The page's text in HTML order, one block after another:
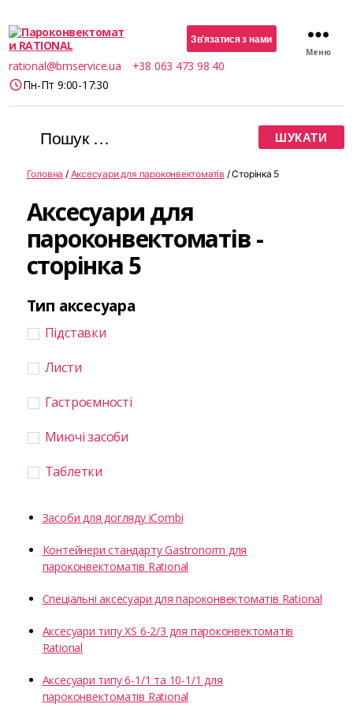
Пароконвектомати
RATIONAL
Зв’язатися з нами
rational@bmservice.ua
+38 063 473 98 40
Пн-Пт 9:00-17:30
Меню
Шукати:
Головна / Аксесуари для пароконвектоматів / Сторінка 5
Аксесуари для
пароконвектоматів -
сторінка 5
Тип аксесуара
Підставки
Листи
Гастроємності
Миючі засоби
Таблетки
Засоби для догляду iCombi
Контейнери стандарту Gastronorm для
пароконвектоматів Rational
Спеціальні аксесуари для пароконвектоматів Rational
Аксесуари типу XS 6-2/3 для пароконвектоматів
Rational
Аксесуари типу 6-1/1 та 10-1/1 для
пароконвектоматів Rational